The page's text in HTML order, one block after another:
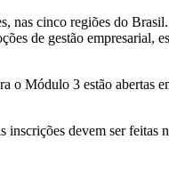
nas cinco regiões do
de gestão empresarial,
o Módulo 3 estão abertas
inscrições devem ser feitas